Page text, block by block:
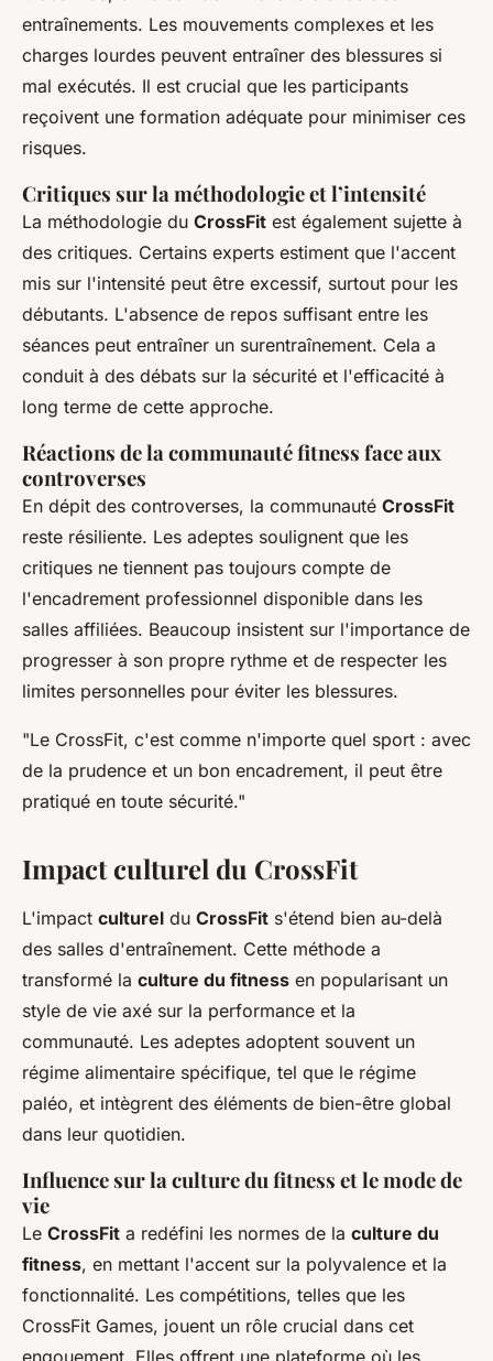
entraînements. Les mouvements complexes et les
charges lourdes peuvent entraîner des blessures si
mal exécutés. Il est crucial que les participants
reçoivent une formation adéquate pour minimiser ces
risques.
Critiques sur la méthodologie et l’intensité
La méthodologie du CrossFit est également sujette à
des critiques. Certains experts estiment que l'accent
mis sur l'intensité peut être excessif, surtout pour les
débutants. L'absence de repos suffisant entre les
séances peut entraîner un surentraînement. Cela a
conduit à des débats sur la sécurité et l'efficacité à
long terme de cette approche.
Réactions de la communauté fitness face aux
controverses
En dépit des controverses, la communauté CrossFit
reste résiliente. Les adeptes soulignent que les
critiques ne tiennent pas toujours compte de
l'encadrement professionnel disponible dans les
salles affiliées. Beaucoup insistent sur l'importance de
progresser à son propre rythme et de respecter les
limites personnelles pour éviter les blessures.
"Le CrossFit, c'est comme n'importe quel sport : avec
de la prudence et un bon encadrement, il peut être
pratiqué en toute sécurité."
Impact culturel du CrossFit
L'impact culturel du CrossFit s'étend bien au-delà
des salles d'entraînement. Cette méthode a
transformé la culture du fitness en popularisant un
style de vie axé sur la performance et la
communauté. Les adeptes adoptent souvent un
régime alimentaire spécifique, tel que le régime
paléo, et intègrent des éléments de bien-être global
dans leur quotidien.
Influence sur la culture du fitness et le mode de
vie
Le CrossFit a redéfini les normes de la culture du
fitness, en mettant l'accent sur la polyvalence et la
fonctionnalité. Les compétitions, telles que les
CrossFit Games, jouent un rôle crucial dans cet